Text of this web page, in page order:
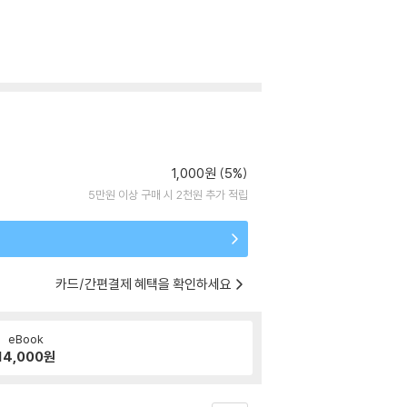
1,000원 (5%)
5만원 이상 구매 시 2천원 추가 적립
카드/간편결제 혜택을 확인하세요
eBook
원